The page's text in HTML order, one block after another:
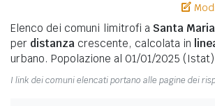
Elenco dei comuni limitrofi a Santa
per distanza crescente, calcolata in
urbano. Popolazione al 01/01/2025
I link dei comuni elencati portano alle pagine dei